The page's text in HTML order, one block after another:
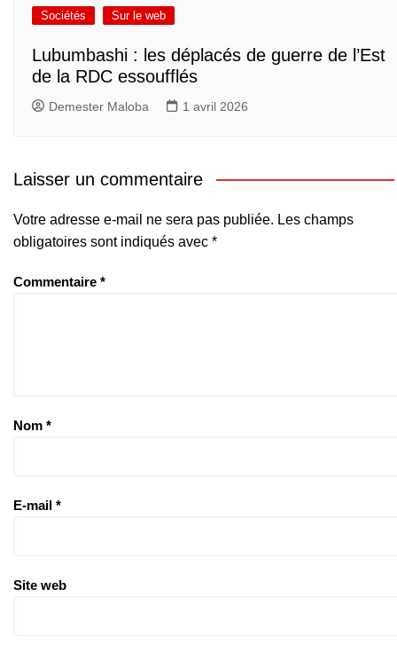
Sociétés
Sur le web
Lubumbashi : les déplacés de guerre de l’Est
de la RDC essoufflés
Demester Maloba 1 avril 2026
Laisser un commentaire
Votre adresse e-mail ne sera pas publiée. Les champs
obligatoires sont indiqués avec *
Commentaire *
Nom *
E-mail *
Site web